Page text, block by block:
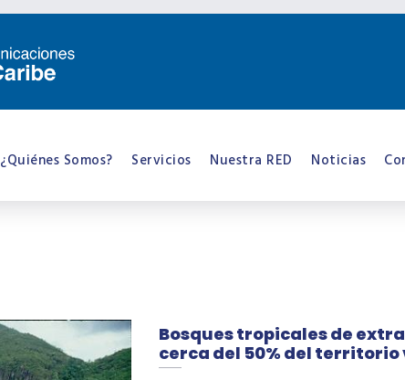
¿Quiénes Somos? Servicios Nuestra RED Noticias
Bosques tropicales de
cerca del 50% del